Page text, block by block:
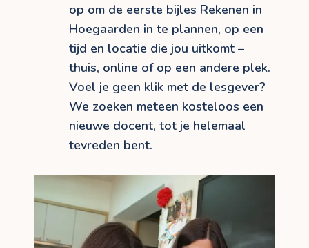
op om de eerste bijles Rekenen in
Hoegaarden in te plannen, op een
tijd en locatie die jou uitkomt –
thuis, online of op een andere plek.
Voel je geen klik met de lesgever?
We zoeken meteen kosteloos een
nieuwe docent, tot je helemaal
tevreden bent.